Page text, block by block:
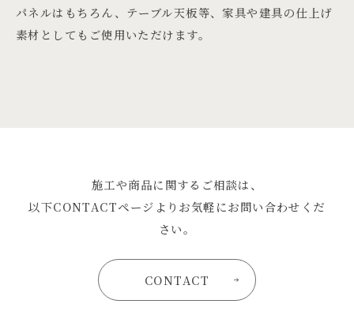
パネルはもちろん、テーブル天板等、家具や建具の仕上げ
素材としてもご使用いただけます。
施工や商品に関するご相談は、
以下CONTACTページよりお気軽にお問い合わせくだ
さい。
CONTACT